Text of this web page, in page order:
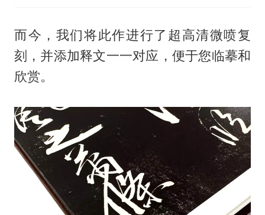
而今，我们将此作进行了超高清微喷复
刻，并添加释文一一对应，便于您临摹和
欣赏。